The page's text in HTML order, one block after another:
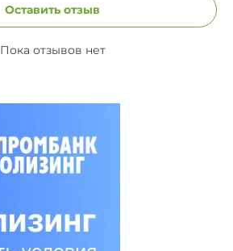
Оставить отзыв
Пока отзывов нет